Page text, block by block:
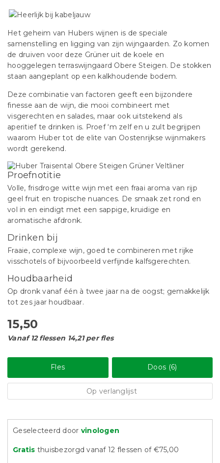
Het geheim van Hubers wijnen is de speciale
samenstelling en ligging van zijn wijngaarden. Zo komen
de druiven voor deze Grüner uit de koele en
hooggelegen terraswijngaard Obere Steigen. De stokken
staan aangeplant op een kalkhoudende bodem.
Deze combinatie van factoren geeft een bijzondere
finesse aan de wijn, die mooi combineert met
visgerechten en salades, maar ook uitstekend als
aperitief te drinken is. Proef ‘m zelf en u zult begrijpen
waarom Huber tot de elite van Oostenrijkse wijnmakers
wordt gerekend.
Proefnotitie
Volle, frisdroge witte wijn met een fraai aroma van rijp
geel fruit en tropische nuances. De smaak zet rond en
vol in en eindigt met een sappige, kruidige en
aromatische afdronk.
Drinken bij
Fraaie, complexe wijn, goed te combineren met rijke
visschotels of bijvoorbeeld verfijnde kalfsgerechten.
Houdbaarheid
Op dronk vanaf één à twee jaar na de oogst; gemakkelijk
tot zes jaar houdbaar.
15,50
Vanaf 12 flessen 14,21 per fles
Fles Doos (6)
Op verlanglijst
Geselecteerd door vinologen
Gratis thuisbezorgd vanaf 12 flessen of €75,00